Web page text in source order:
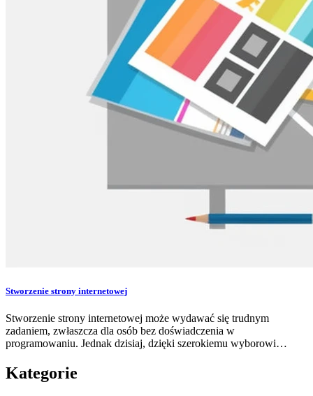
Stworzenie strony internetowej
Stworzenie strony internetowej może wydawać się trudnym
zadaniem, zwłaszcza dla osób bez doświadczenia w
programowaniu. Jednak dzisiaj, dzięki szerokiemu wyborowi…
Kategorie